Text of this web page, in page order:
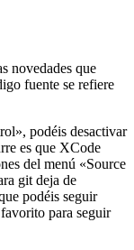
novedades que
fuente se refiere
podéis desactivar
es que XCode
del menú «Source
git deja de
podéis seguir
para seguir